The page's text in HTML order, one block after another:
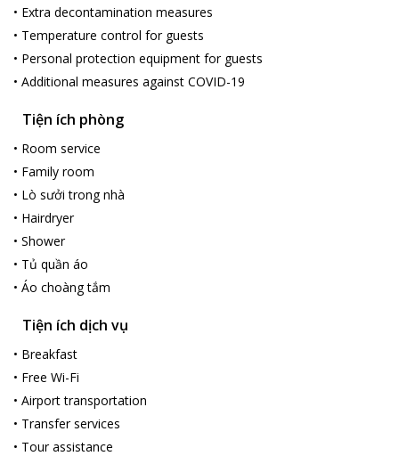
• Extra decontamination measures
• Temperature control for guests
• Personal protection equipment for guests
• Additional measures against COVID-19
Tiện ích phòng
• Room service
• Family room
• Lò sưởi trong nhà
• Hairdryer
• Shower
• Tủ quần áo
• Áo choàng tắm
Tiện ích dịch vụ
• Breakfast
• Free Wi-Fi
• Airport transportation
• Transfer services
• Tour assistance